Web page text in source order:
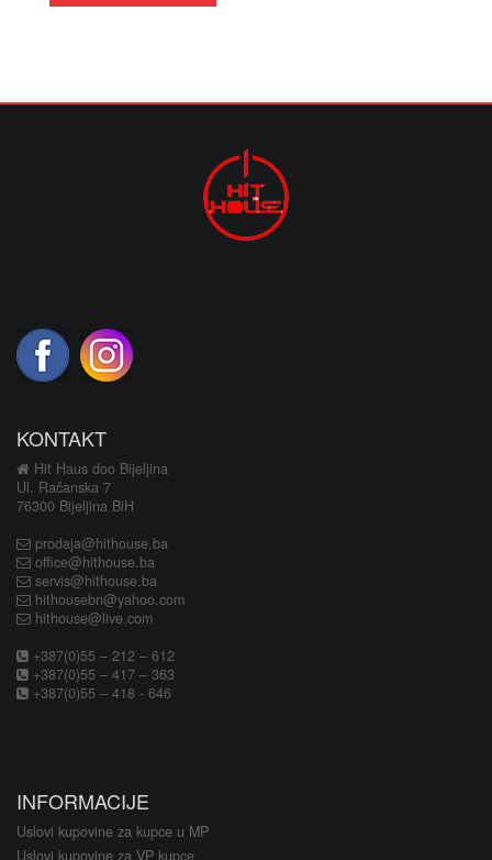
KONTAKT
Hit Haus doo Bijeljina
Ul. Račanska 7
76300 Bijeljina BiH
prodaja@hithouse.ba
office@hithouse.ba
servis@hithouse.ba
hithousebn@yahoo.com
hithouse@live.com
+387(0)55 – 212 – 612
+387(0)55 – 417 – 363
+387(0)55 – 418 - 646
INFORMACIJE
Uslovi kupovine za kupce u MP
Uslovi kupovine za VP kupce